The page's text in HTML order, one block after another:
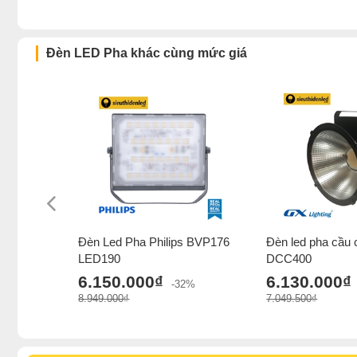
Đèn LED Pha khác cùng mức giá
Đèn Led Pha Philips BVP176
LED190
6.150.000₫
-32%
8.949.000₫
Đèn led pha cầu
DCC400
6.130.000₫
7.049.500₫